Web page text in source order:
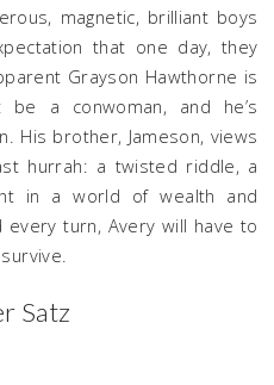
magnetic, brilliant boys
that one day, they
Grayson Hawthorne is
a conwoman, and he’s
His brother, Jameson, views
hurrah: a twisted riddle, a
in a world of wealth and
every turn, Avery will have to
Satz